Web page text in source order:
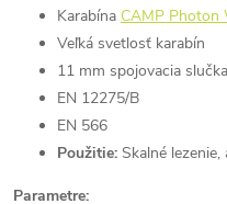
Karabína CAMP Photon
Veľká svetlosť karabín
11 mm spojovacia
EN 12275/B
EN 566
Použitie: Skalné
Parametre: